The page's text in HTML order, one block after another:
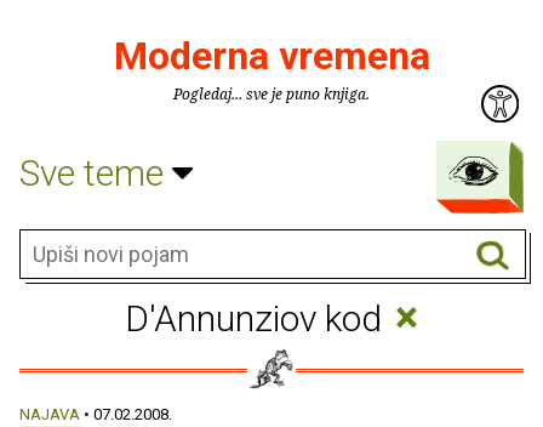
Moderna vremena
Pogledaj... sve je puno knjiga.
Sve teme
D'Annunziov kod ×
NAJAVA • 07.02.2008.